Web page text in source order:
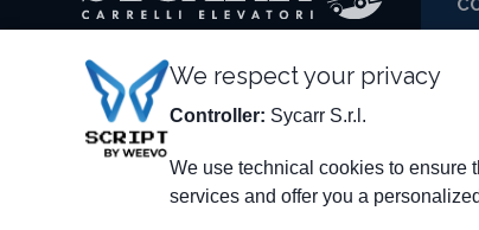
Via delle Scienze, 200
41058 Vignola (MO) - Italia
IT01790990368
We respect your privacy
Controller: Sycarr S.r.l.
We use technical cookies to ensure
services and offer you a